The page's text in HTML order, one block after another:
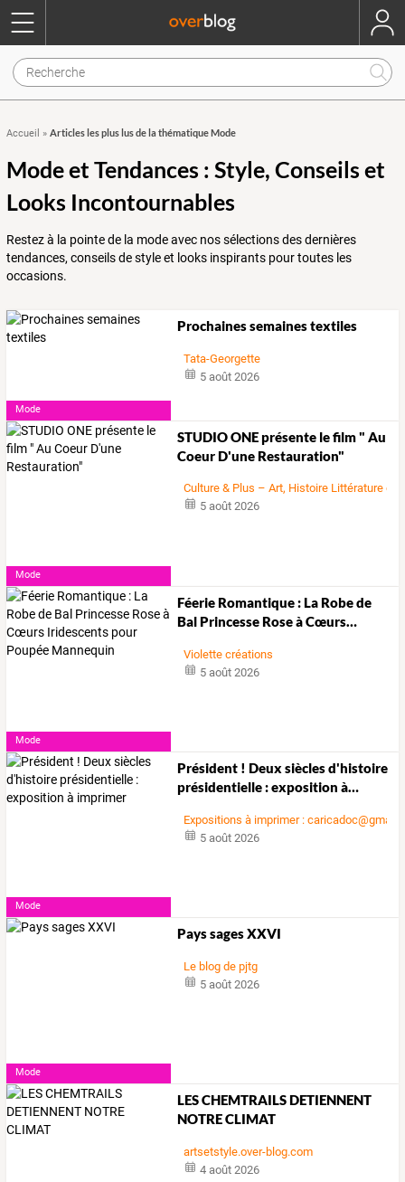
Accueil » Articles les plus lus de la thématique Mode
Mode et Tendances : Style, Conseils et
Looks Incontournables
Restez à la pointe de la mode avec nos sélections des dernières
tendances, conseils de style et looks inspirants pour toutes les
occasions.
Mode
Prochaines semaines textiles
Tata-Georgette
5 août 2026
Mode
STUDIO ONE présente le film " Au
Coeur D'une Restauration"
Culture & Plus – Art, Histoire Littérature et
5 août 2026
Mode
FéerieRomantique:LaRobede
BalPrincesseRoseàCœurs…
Violette créations
5 août 2026
Mode
Président ! Deux sièclesd'histoire
présidentielle:exposition à…
Expositions à imprimer :
5 août 2026
Mode
Pays sages XXVI
Le blog de pjtg
5 août 2026
LES CHEMTRAILS DETIENNENT
NOTRE CLIMAT
artsetstyle.over-blog.com
4 août 2026